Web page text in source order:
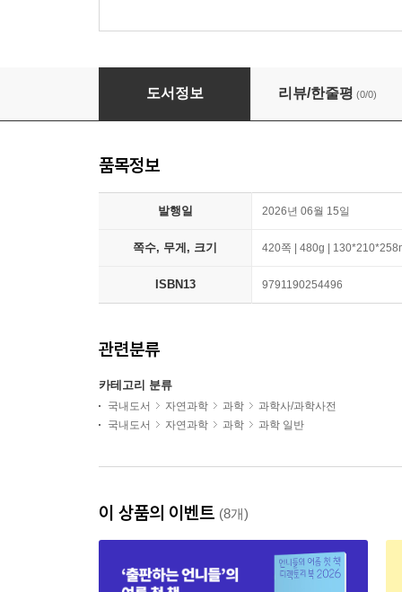
STS 개념어 사전
도서정보 리뷰/한줄평 (0/0)
품목정보
발행일 2026년 06월 15일
쪽수, 무게, 크기 420쪽 | 480g |
ISBN13 9791190254496
관련분류
카테고리 분류
국내도서 자연과학 과학
과학사/과학사전
국내도서
자연과학 과학 과학 일반
이 상품의 이벤트 (8개)